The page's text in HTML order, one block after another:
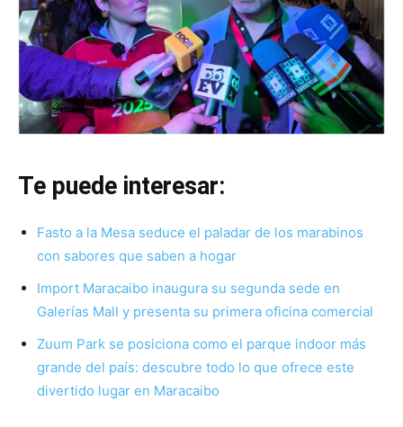
Te puede interesar:
Fasto a la Mesa seduce el paladar de los marabinos
con sabores que saben a hogar
Import Maracaibo inaugura su segunda sede en
Galerías Mall y presenta su primera oficina comercial
Zuum Park se posiciona como el parque indoor más
grande del país: descubre todo lo que ofrece este
divertido lugar en Maracaibo